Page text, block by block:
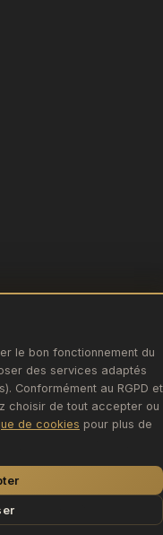
(71700). Tous
le bon fonctionnement du
des services adaptés
Conformément au RGPD et
choisir de tout accepter ou
de cookies pour plus de